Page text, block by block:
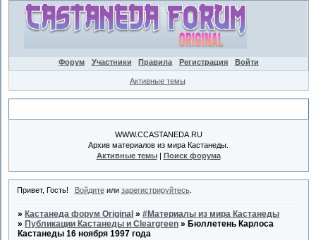
Форум Участники Правила Регистрация Войти
Активные темы
WWW.CCASTANEDA.RU
Архив материалов из мира Кастанеды.
Активные темы| Поиск форума
Привет, Гость! Войдитеили зарегистрируйтесь.
» Кастанеда форум Original »#Материалы из мира Кастанеды
» Публикации Кастанеды и Cleargreen » Бюллетень Карлоса
Кастанеды 16 ноября 1997 года